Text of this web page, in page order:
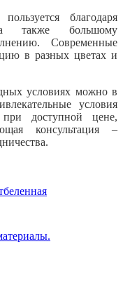
благодаря
а также большому
Современные
в разных цветах и
условиях можно в
условия
при доступной цене,
консультация –